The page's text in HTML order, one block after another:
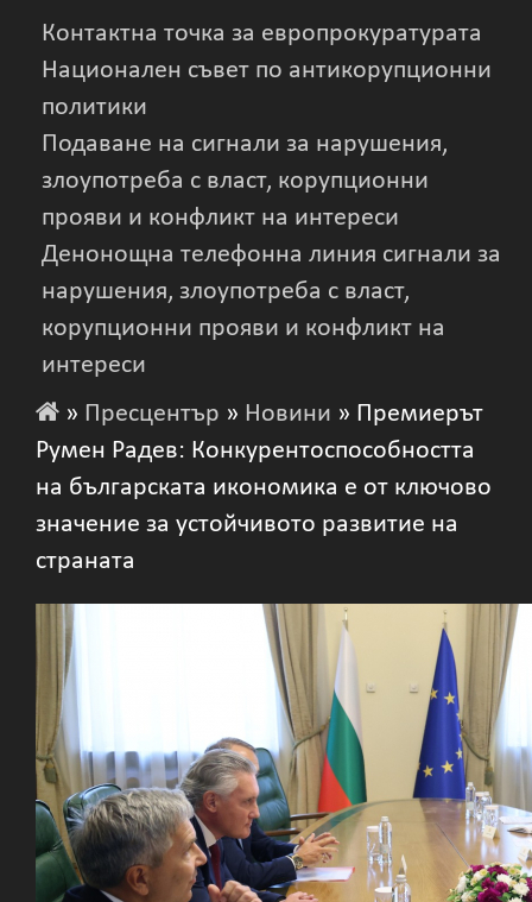
Контактна точка за европрокуратурата
Национален съвет по антикорупционни
политики
Подаване на сигнали за нарушения,
злоупотреба с власт, корупционни
прояви и конфликт на интереси
Денонощна телефонна линия сигнали за
нарушения, злоупотреба с власт,
корупционни прояви и конфликт на
интереси
» Пресцентър » Новини » Премиерът
Румен Радев: Конкурентоспособността
на българската икономика е от ключово
значение за устойчивото развитие на
страната